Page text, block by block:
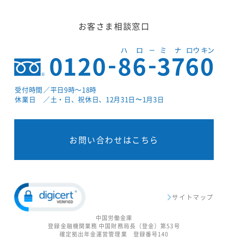
お客さま相談窓口
受付時間 ／平日9時～18時
休業日
／土・日、祝休日、12月31日〜1月3日
お問い合わせはこちら
中国労働金庫
登録金融機関業務 中国財務局長（登金）第53号
確定拠出年金運営管理業 登録番号140
サイトマップ